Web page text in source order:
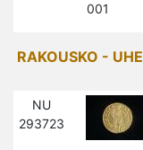
001
RAKOUSKO -
NU
293723